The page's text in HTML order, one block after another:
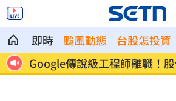
即時 颱風動態 台股怎投資
聲暴跌 巴紐要關台灣駐處！專